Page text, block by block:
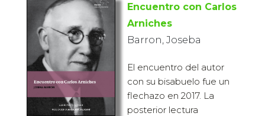
Encuentro con Carlos
Arniches
Barron, Joseba
El encuentro del autor
con su bisabuelo fue un
flechazo en 2017. La
posterior lectura